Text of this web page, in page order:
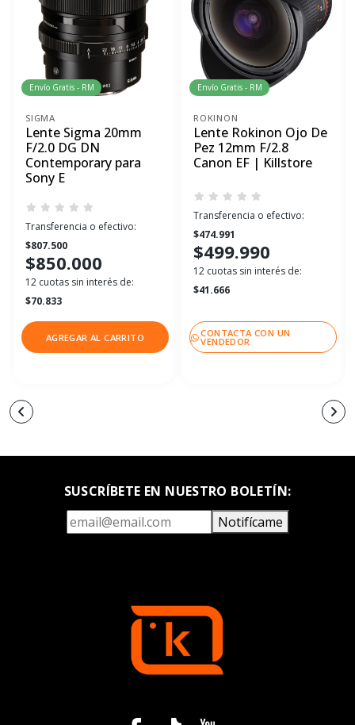
Envío Gratis - RM
SIGMA
Lente Sigma 20mm
F/2.0 DG DN
Contemporary para
Sony E
Transferencia o efectivo:
$807.500
$850.000
12 cuotas sin interés de:
$70.833
AGREGAR AL CARRITO
Envío Gratis - RM
ROKINON
Lente Rokinon Ojo De
Pez 12mm F/2.8
Canon EF | Killstore
Transferencia o efectivo:
$474.991
$499.990
12 cuotas sin interés de:
$41.666
CONTACTA CON UN
VENDEDOR
SUSCRÍBETE EN NUESTRO BOLETÍN:
Notifícame